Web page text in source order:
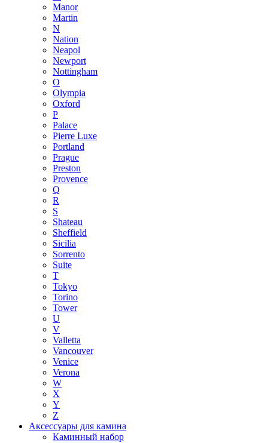
Manor
Martin
N
Nation
Neapol
Newport
Nottingham
O
Olympia
Oxford
P
Palace
Pierre Luxe
Portland
Prague
Preston
Provence
Q
R
S
Shateau
Sheffield
Sicilia
Sorrento
Suite
T
Tokyo
Torino
Tower
U
V
Valletta
Vancouver
Venice
Verona
W
X
Y
Z
Аксессуары для камина
Каминный набор